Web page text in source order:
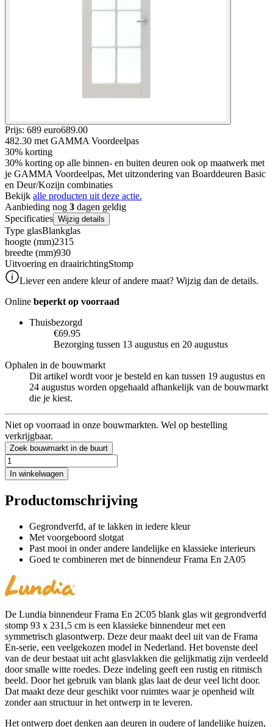
Prijs: 689 euro689.00
482.30 met GAMMA Voordeelpas
30% korting
30% korting op alle binnen- en buiten deuren ook op maatwerk met
je GAMMA Voordeelpas, Met uitzondering van Boarddeuren Basic
en Deur/Kozijn combinaties
Bekijk alle producten uit deze actie.
Aanbieding nog 3 dagen geldig
Specificaties Wijzig details
Type glasBlankglas
hoogte (mm)2315
breedte (mm)930
Uitvoering en draairichtingStomp
Liever een andere kleur of andere maat? Wijzig dan de details.
Online beperkt op voorraad
Thuisbezorgd
€69.95
Bezorging tussen 13 augustus en 20 augustus
Ophalen in de bouwmarkt
Dit artikel wordt voor je besteld en kan tussen 19 augustus en
24 augustus worden opgehaald afhankelijk van de bouwmarkt
die je kiest.
Niet op voorraad in onze bouwmarkten. Wel op bestelling
verkrijgbaar.
Zoek bouwmarkt in de buurt
In winkelwagen
Productomschrijving
Gegrondverfd, af te lakken in iedere kleur
Met voorgeboord slotgat
Past mooi in onder andere landelijke en klassieke interieurs
Goed te combineren met de binnendeur Frama En 2A05
De Lundia binnendeur Frama En 2C05 blank glas wit gegrondverfd
stomp 93 x 231,5 cm is een klassieke binnendeur met een
symmetrisch glasontwerp. Deze deur maakt deel uit van de Frama
En-serie, een veelgekozen model in Nederland. Het bovenste deel
van de deur bestaat uit acht glasvlakken die gelijkmatig zijn verdeeld
door smalle witte roedes. Deze indeling geeft een rustig en ritmisch
beeld. Door het gebruik van blank glas laat de deur veel licht door.
Dat maakt deze deur geschikt voor ruimtes waar je openheid wilt
zonder aan structuur in het ontwerp in te leveren.
Het ontwerp doet denken aan deuren in oudere of landelijke huizen,